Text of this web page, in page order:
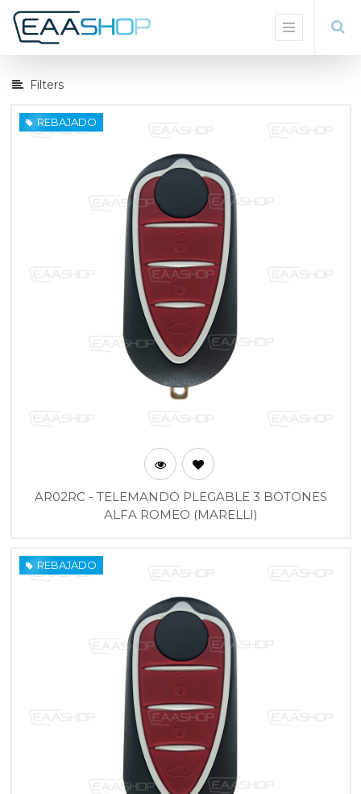
Filters
Mostrar
Opciones
REBAJADO
AR02RC - TELEMANDO PLEGABLE 3 BOTONES
ALFA ROMEO (MARELLI)
REBAJADO